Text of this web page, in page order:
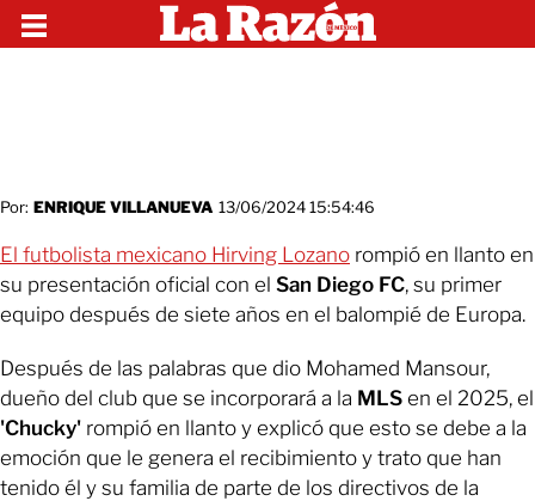
Por: ENRIQUE VILLANUEVA 13/06/2024 15:54:46
El futbolista mexicano Hirving Lozano rompió en llanto en
su presentación oficial con el San Diego FC, su primer
equipo después de siete años en el balompié de Europa.
Después de las palabras que dio Mohamed Mansour,
dueño del club que se incorporará a la MLS en el 2025, el
'Chucky' rompió en llanto y explicó que esto se debe a la
emoción que le genera el recibimiento y trato que han
tenido él y su familia de parte de los directivos de la